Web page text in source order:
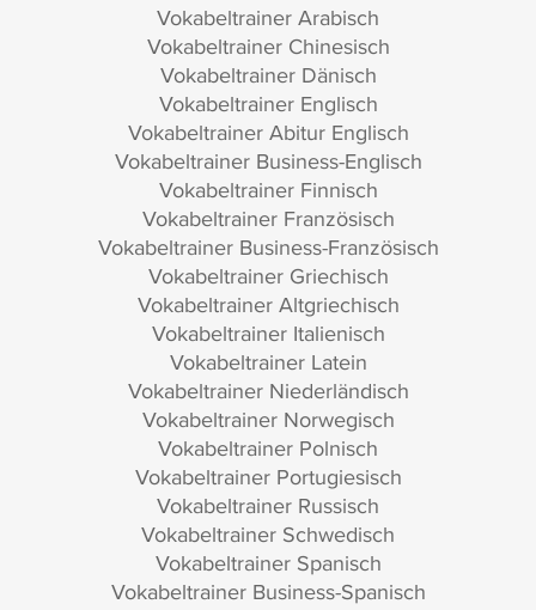
Vokabeltrainer Arabisch
Vokabeltrainer Chinesisch
Vokabeltrainer Dänisch
Vokabeltrainer Englisch
Vokabeltrainer Abitur Englisch
Vokabeltrainer Business-Englisch
Vokabeltrainer Finnisch
Vokabeltrainer Französisch
Vokabeltrainer Business-Französisch
Vokabeltrainer Griechisch
Vokabeltrainer Altgriechisch
Vokabeltrainer Italienisch
Vokabeltrainer Latein
Vokabeltrainer Niederländisch
Vokabeltrainer Norwegisch
Vokabeltrainer Polnisch
Vokabeltrainer Portugiesisch
Vokabeltrainer Russisch
Vokabeltrainer Schwedisch
Vokabeltrainer Spanisch
Vokabeltrainer Business-Spanisch